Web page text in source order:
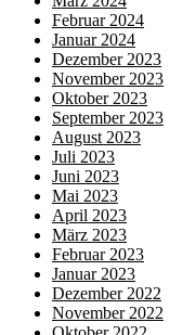
Februar 2024
Januar 2024
Dezember 2023
November 2023
Oktober 2023
September 2023
August 2023
Juli 2023
Juni 2023
Mai 2023
April 2023
März 2023
Februar 2023
Januar 2023
Dezember 2022
November 2022